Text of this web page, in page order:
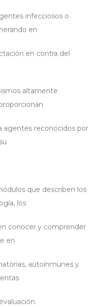
infecciosos o
en
en contra del
altamente
agentes reconocidos por
que describen los
los
conocer y comprender
en
autoinmunes y